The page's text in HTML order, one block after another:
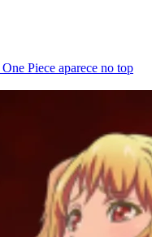
Piece aparece no top